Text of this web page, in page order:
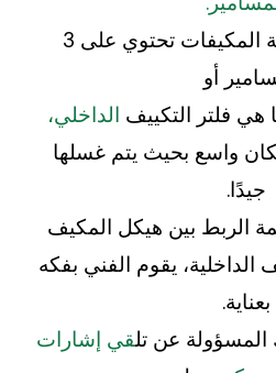
تذكر فقط أن غالبية المكيفات تحتوي على 3
أو
هي فلتر التكييف الداخلي،
واسع بحيث يتم غسلها
جيدًا.
الربط بين هيكل المكيف
الداخلية، يقوم الفني بفكه
بعناية.
عن تلقي إشارات